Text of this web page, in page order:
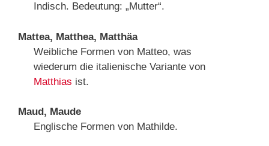
Indisch. Bedeutung: „Mutter“.
Mattea, Matthea, Matthäa
Weibliche Formen von Matteo, was
wiederum die italienische Variante von
Matthias ist.
Maud, Maude
Englische Formen von Mathilde.